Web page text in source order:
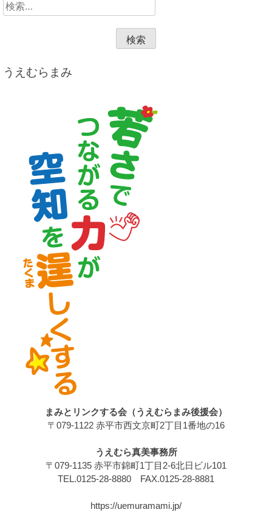
索:
うえむらまみ
まみとリンクする会（うえむらまみ後援会）
〒079-1122 赤平市西文京町2丁目1番地の16
うえむら真美事務所
〒079-1135 赤平市錦町1丁目2-6北日ビル101
TEL.0125-28-8880 FAX.0125-28-8881
https://uemuramami.jp/